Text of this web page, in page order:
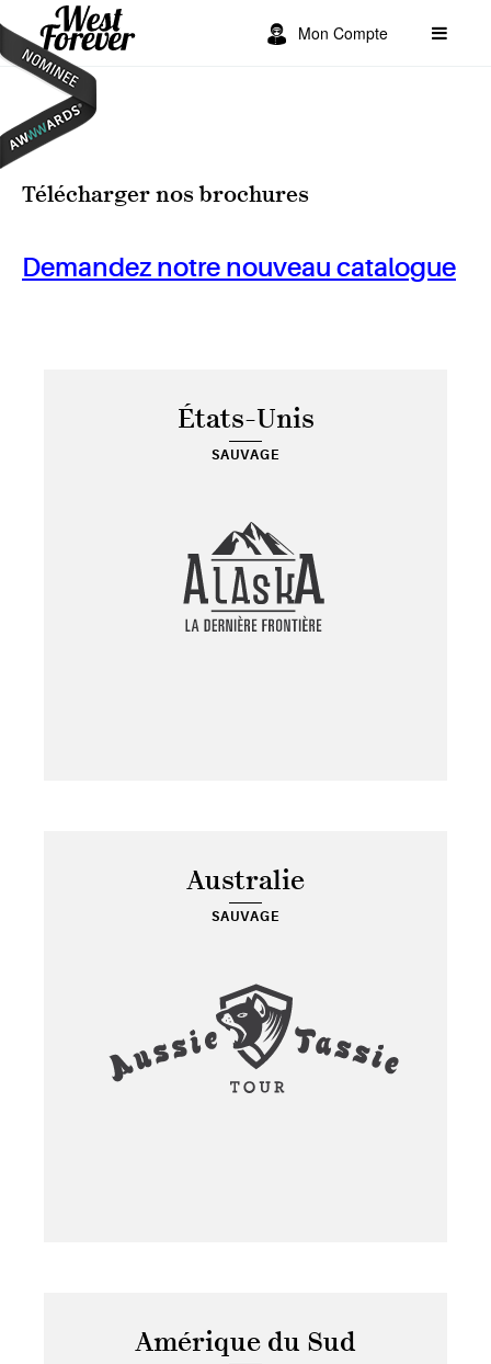
Mon Compte
Télécharger nos brochures
Demandez notre nouveau catalogue
États-Unis
SAUVAGE
Australie
SAUVAGE
Amérique du Sud